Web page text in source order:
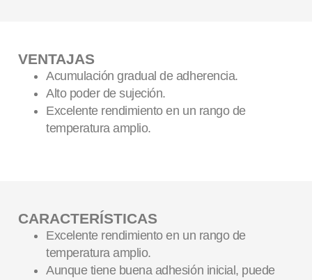
VENTAJAS
Acumulación gradual de adherencia.
Alto poder de sujeción.
Excelente rendimiento en un rango de
temperatura amplio.
CARACTERÍSTICAS
Excelente rendimiento en un rango de
temperatura amplio.
Aunque tiene buena adhesión inicial, puede